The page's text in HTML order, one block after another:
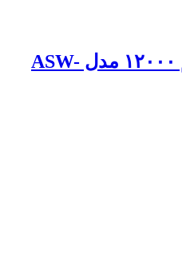
کولر گازی استریم ۱۲۰۰۰ مدل ASW-